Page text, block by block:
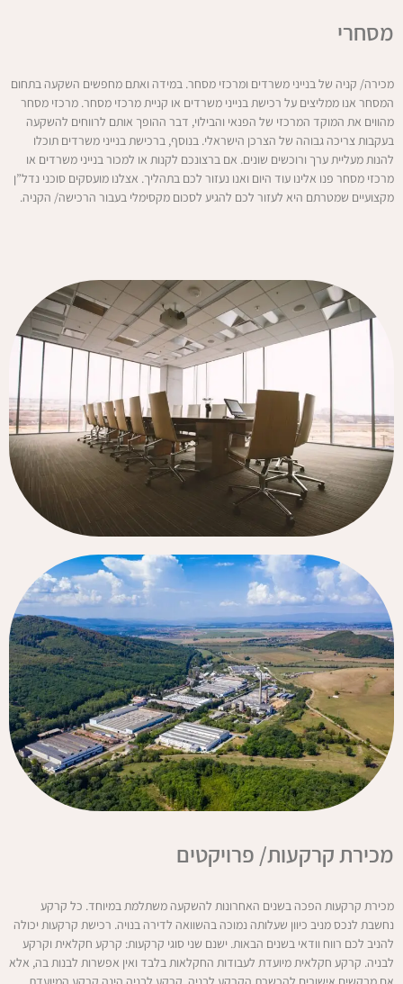
מסחרי
מכירה/ קניה של בנייני משרדים ומרכזי מסחר. במידה ואתם מחפשים השקעה בתחום
המסחר אנו ממליצים על רכישת בנייני משרדים או קניית מרכזי מסחר. מרכזי מסחר
מהווים את המוקד המרכזי של הפנאי והבילוי, דבר ההופך אותם לרווחים להשקעה
בעקבות צריכה גבוהה של הצרכן הישראלי. בנוסף, ברכישת בנייני משרדים תוכלו
להנות מעליית ערך ורוכשים שונים. אם ברצונכם לקנות או למכור בנייני משרדים או
מרכזי מסחר פנו אלינו עוד היום ואנו נעזור לכם בתהליך. אצלנו מועסקים סוכני נדל”ן
מקצועיים שמטרתם היא לעזור לכם להגיע לסכום מקסימלי בעבור הרכישה/ הקניה.
מכירת קרקעות/ פרויקטים
מכירת קרקעות הפכה בשנים האחרונות להשקעה משתלמת במיוחד. כל קרקע
נחשבת לנכס מניב כיוון שעלותה נמוכה בהשוואה לדירה בנויה. רכישת קרקעות יכולה
להניב לכם רווח וודאי בשנים הבאות. ישנם שני סוגי קרקעות: קרקע חקלאית וקרקע
לבניה. קרקע חקלאית מיועדת לעבודות החקלאות בלבד ואין אפשרות לבנות בה, אלא